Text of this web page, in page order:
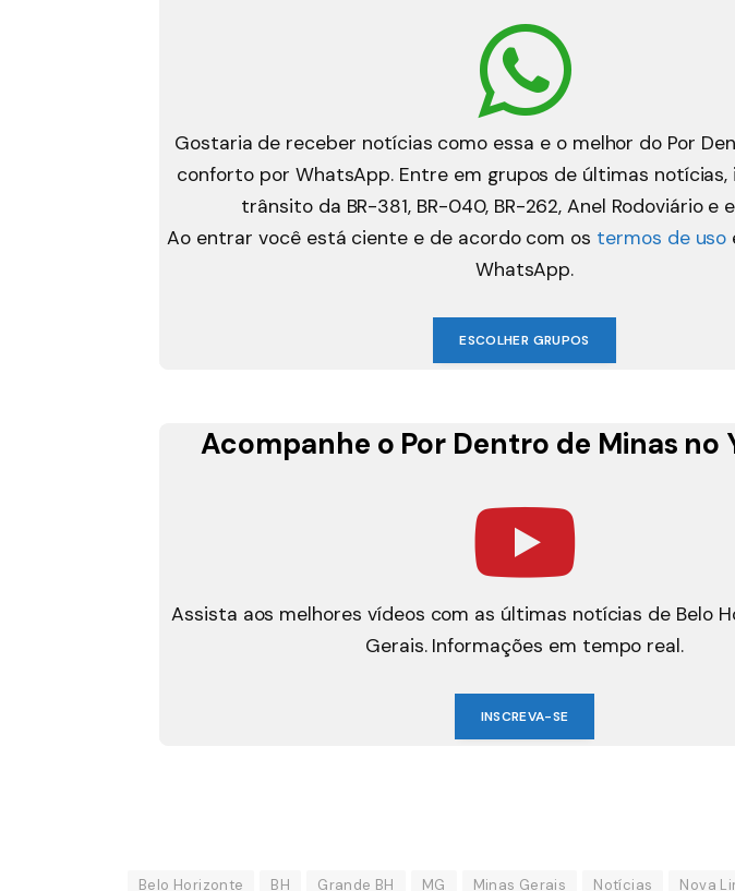
Gostaria de receber notícias como essa e o melhor do Por
conforto por WhatsApp. Entre em grupos de últimas notícias,
trânsito da BR-381, BR-040, BR-262, Anel Rodoviário e
Ao entrar você está ciente e de acordo com os termos de uso
WhatsApp.
ESCOLHER GRUPOS
Acompanhe o Por Dentro de Minas no
Assista aos melhores vídeos com as últimas notícias de Belo
Gerais. Informações em tempo real.
INSCREVA-SE
Belo Horizonte BH Grande BH MG Minas Gerais Notícias Nova